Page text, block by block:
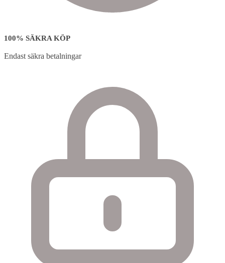
100% SÄKRA KÖP
Endast säkra betalningar